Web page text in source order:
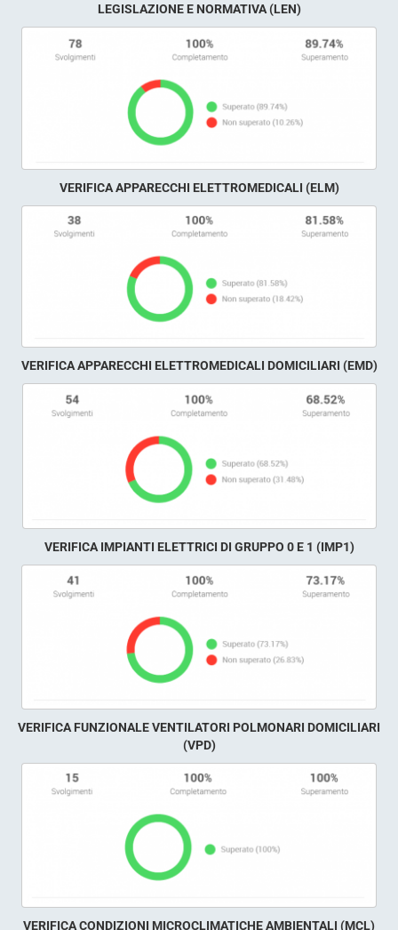
LEGISLAZIONE E NORMATIVA (LEN)
VERIFICA APPARECCHI ELETTROMEDICALI (ELM)
VERIFICA APPARECCHI ELETTROMEDICALI DOMICILIARI (EMD)
VERIFICA IMPIANTI ELETTRICI DI GRUPPO 0 E 1 (IMP1)
VERIFICA FUNZIONALE VENTILATORI POLMONARI DOMICILIARI
(VPD)
VERIFICA CONDIZIONI MICROCLIMATICHE AMBIENTALI (MCL)